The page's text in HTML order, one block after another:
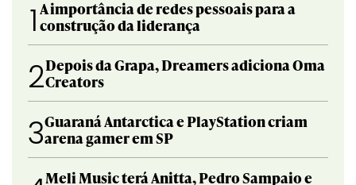
1 A importância de redes pessoais para a
construção da liderança
2Depois da Grapa, Dreamers adiciona Oma
Creators
3Guaraná Antarctica e PlayStation criam
arena gamer em SP
Meli Music terá Anitta, Pedro Sampaio e